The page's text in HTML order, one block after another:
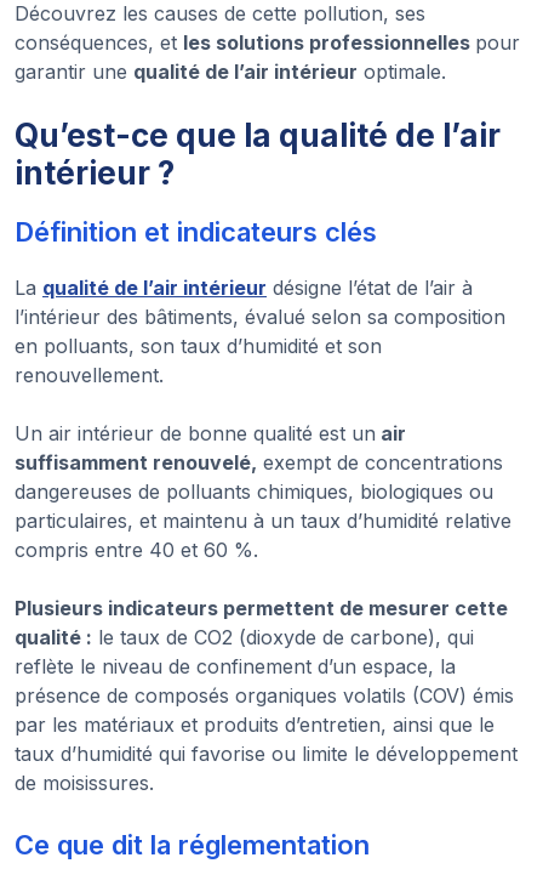
Découvrez les causes de cette pollution, ses
conséquences, et les solutions professionnelles pour
garantir une qualité de l’air intérieur optimale.
Qu’est-ce que la qualité de l’air
intérieur ?
Définition et indicateurs clés
La qualité de l’air intérieur désigne l’état de l’air à
l’intérieur des bâtiments, évalué selon sa composition
en polluants, son taux d’humidité et son
renouvellement.
Un air intérieur de bonne qualité est un air
suffisamment renouvelé, exempt de concentrations
dangereuses de polluants chimiques, biologiques ou
particulaires, et maintenu à un taux d’humidité relative
compris entre 40 et 60 %.
Plusieurs indicateurs permettent de mesurer cette
qualité : le taux de CO2 (dioxyde de carbone), qui
reflète le niveau de confinement d’un espace, la
présence de composés organiques volatils (COV) émis
par les matériaux et produits d’entretien, ainsi que le
taux d’humidité qui favorise ou limite le développement
de moisissures.
Ce que dit la réglementation